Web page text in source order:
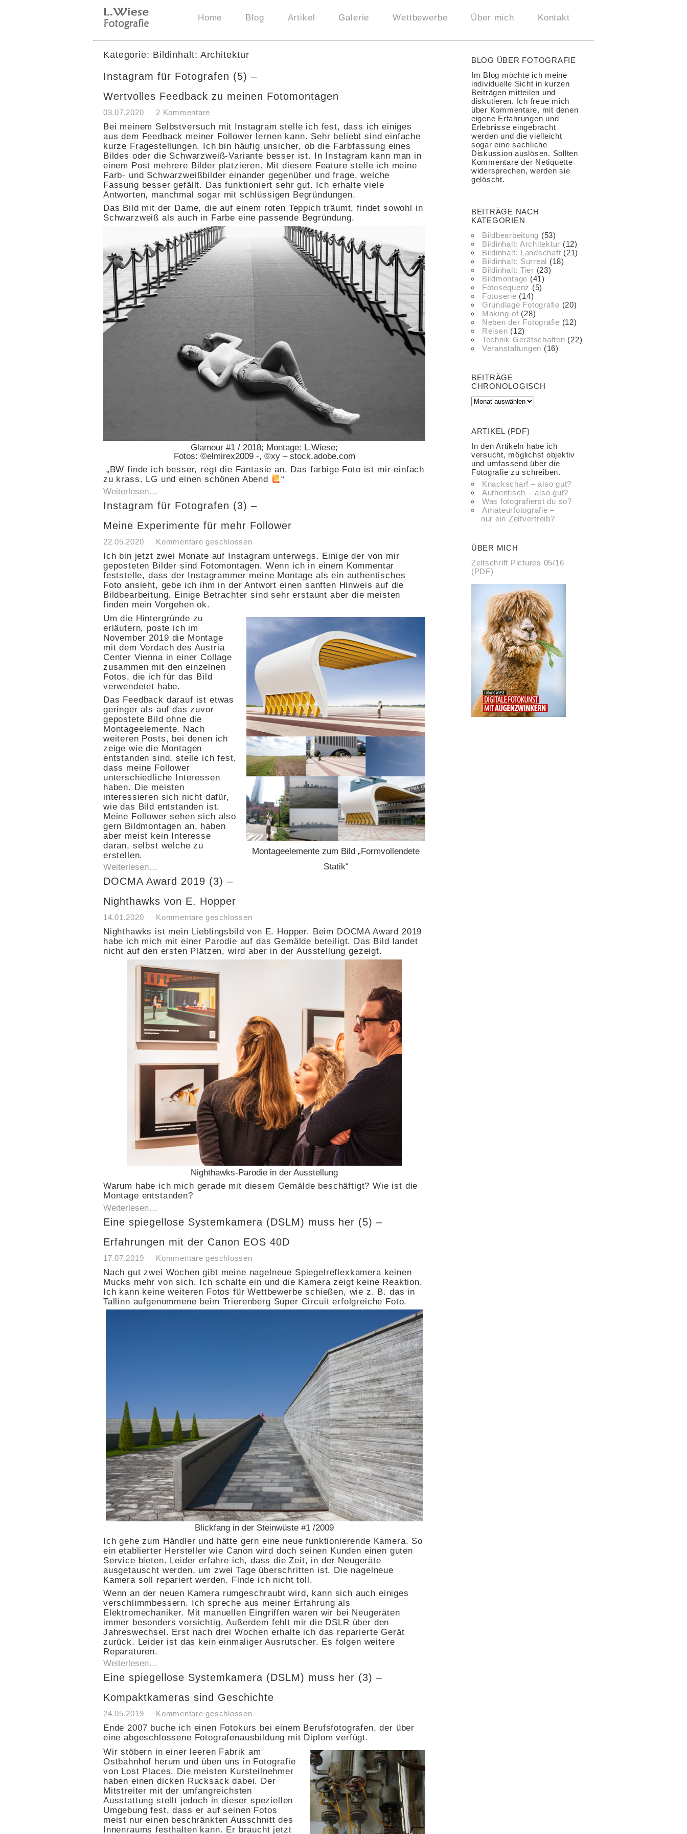
Home Blog Artikel Galerie Wettbewerbe Über mich Kontakt
Kategorie: Bildinhalt: Architektur
Instagram für Fotografen (5) –
Wertvolles Feedback zu meinen Fotomontagen
03.07.2020 2 Kommentare
Bei meinem Selbstversuch mit Instagram stelle ich fest, dass ich einiges
aus dem Feedback meiner Follower lernen kann. Sehr beliebt sind einfache
kurze Fragestellungen. Ich bin häufig unsicher, ob die Farbfassung eines
Bildes oder die Schwarzweiß-Variante besser ist. In Instagram kann man in
einem Post mehrere Bilder platzieren. Mit diesem Feature stelle ich meine
Farb- und Schwarzweißbilder einander gegenüber und frage, welche
Fassung besser gefällt. Das funktioniert sehr gut. Ich erhalte viele
Antworten, manchmal sogar mit schlüssigen Begründungen.
Das Bild mit der Dame, die auf einem roten Teppich träumt, findet sowohl in
Schwarzweiß als auch in Farbe eine passende Begründung.
Glamour #1 / 2018; Montage: L.Wiese;
Fotos: ©elmirex2009 -, ©xy – stock.adobe.com
„BW finde ich besser, regt die Fantasie an. Das farbige Foto ist mir einfach
zu krass. LG und einen schönen Abend
“
Weiterlesen…
Instagram für Fotografen (3) –
Meine Experimente für mehr Follower
22.05.2020 Kommentare geschlossen
Ich bin jetzt zwei Monate auf Instagram unterwegs. Einige der von mir
geposteten Bilder sind Fotomontagen. Wenn ich in einem Kommentar
feststelle, dass der Instagrammer meine Montage als ein authentisches
Foto ansieht, gebe ich ihm in der Antwort einen sanften Hinweis auf die
Bildbearbeitung. Einige Betrachter sind sehr erstaunt aber die meisten
finden mein Vorgehen ok.
Montageelemente zum Bild „Formvollendete
Statik“
Um die Hintergründe zu
erläutern, poste ich im
November 2019 die Montage
mit dem Vordach des Austria
Center Vienna in einer Collage
zusammen mit den einzelnen
Fotos, die ich für das Bild
verwendetet habe.
Das Feedback darauf ist etwas
geringer als auf das zuvor
gepostete Bild ohne die
Montageelemente. Nach
weiteren Posts, bei denen ich
zeige wie die Montagen
entstanden sind, stelle ich fest,
dass meine Follower
unterschiedliche Interessen
haben. Die meisten
interessieren sich nicht dafür,
wie das Bild entstanden ist.
Meine Follower sehen sich also
gern Bildmontagen an, haben
aber meist kein Interesse
daran, selbst welche zu
erstellen.
Weiterlesen…
DOCMA Award 2019 (3) –
Nighthawks von E. Hopper
14.01.2020 Kommentare geschlossen
Nighthawks ist mein Lieblingsbild von E. Hopper. Beim DOCMA Award 2019
habe ich mich mit einer Parodie auf das Gemälde beteiligt. Das Bild landet
nicht auf den ersten Plätzen, wird aber in der Ausstellung gezeigt.
Nighthawks-Parodie in der Ausstellung
Warum habe ich mich gerade mit diesem Gemälde beschäftigt? Wie ist die
Montage entstanden?
Weiterlesen…
Eine spiegellose Systemkamera (DSLM) muss her (5) –
Erfahrungen mit der Canon EOS 40D
17.07.2019 Kommentare geschlossen
Nach gut zwei Wochen gibt meine nagelneue Spiegelreflexkamera keinen
Mucks mehr von sich. Ich schalte ein und die Kamera zeigt keine Reaktion.
Ich kann keine weiteren Fotos für Wettbewerbe schießen, wie z. B. das in
Tallinn aufgenommene beim Trierenberg Super Circuit erfolgreiche Foto.
Blickfang in der Steinwüste #1 /2009
Ich gehe zum Händler und hätte gern eine neue funktionierende Kamera. So
ein etablierter Hersteller wie Canon wird doch seinen Kunden einen guten
Service bieten. Leider erfahre ich, dass die Zeit, in der Neugeräte
ausgetauscht werden, um zwei Tage überschritten ist. Die nagelneue
Kamera soll repariert werden. Finde ich nicht toll.
Wenn an der neuen Kamera rumgeschraubt wird, kann sich auch einiges
verschlimmbessern. Ich spreche aus meiner Erfahrung als
Elektromechaniker. Mit manuellen Eingriffen waren wir bei Neugeräten
immer besonders vorsichtig. Außerdem fehlt mir die DSLR über den
Jahreswechsel. Erst nach drei Wochen erhalte ich das reparierte Gerät
zurück. Leider ist das kein einmaliger Ausrutscher. Es folgen weitere
Reparaturen.
Weiterlesen…
Eine spiegellose Systemkamera (DSLM) muss her (3) –
Kompaktkameras sind Geschichte
24.05.2019 Kommentare geschlossen
Ende 2007 buche ich einen Fotokurs bei einem Berufsfotografen, der über
eine abgeschlossene Fotografenausbildung mit Diplom verfügt.
Wir stöbern in einer leeren Fabrik am
Ostbahnhof herum und üben uns in Fotografie
von Lost Places. Die meisten Kursteilnehmer
haben einen dicken Rucksack dabei. Der
Mitstreiter mit der umfangreichsten
Ausstattung stellt jedoch in dieser speziellen
Umgebung fest, dass er auf seinen Fotos
meist nur einen beschränkten Ausschnitt des
Innenraums festhalten kann. Er braucht jetzt
BLOG ÜBER FOTOGRAFIE
Im Blog möchte ich meine
individuelle Sicht in kurzen
Beiträgen mitteilen und
diskutieren. Ich freue mich
über Kommentare, mit denen
eigene Erfahrungen und
Erlebnisse eingebracht
werden und die vielleicht
sogar eine sachliche
Diskussion auslösen. Sollten
Kommentare der Netiquette
widersprechen, werden sie
gelöscht.
BEITRÄGE NACH
KATEGORIEN
Bildbearbeitung (53)
Bildinhalt: Architektur (12)
Bildinhalt: Landschaft (21)
Bildinhalt: Surreal (18)
Bildinhalt: Tier (23)
Bildmontage (41)
Fotosequenz (5)
Fotoserie (14)
Grundlage Fotografie (20)
Making-of (28)
Neben der Fotografie (12)
Reisen (12)
Technik Gerätschaften (22)
Veranstaltungen (16)
BEITRÄGE
CHRONOLOGISCH
ARTIKEL (PDF)
In den Artikeln habe ich
versucht, möglichst objektiv
und umfassend über die
Fotografie zu schreiben.
Knackscharf – also gut?
Authentisch – also gut?
Was fotografierst du so?
Amateurfotografie –
nur ein Zeitvertreib?
ÜBER MICH
Zeitschrift Pictures 05/16
(PDF)